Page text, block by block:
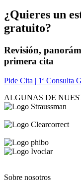
¿Quieres un
gratuito?
Revisión,
primera cita
Pide Cita | 1ª Consulta
ALGUNAS DE
Sobre nosotros